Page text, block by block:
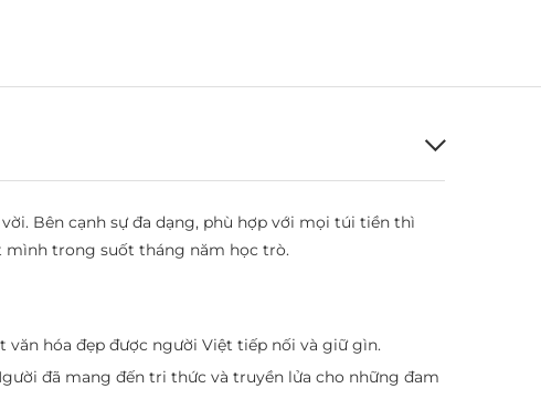
Bên cạnh sự đa dạng, phù hợp với mọi túi tiền thì
mình trong suốt tháng năm học trò.
hóa đẹp được người Việt tiếp nối và giữ gìn.
đã mang đến tri thức và truyền lửa cho những đam